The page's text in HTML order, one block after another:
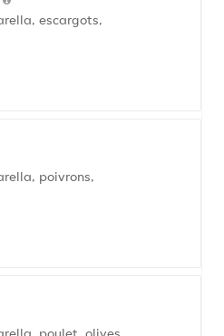
escargots,
poivrons,